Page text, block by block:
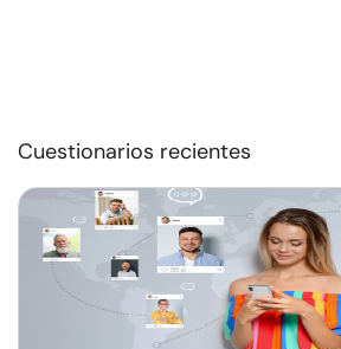
Cuestionarios recientes